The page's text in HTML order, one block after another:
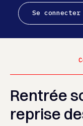
Se connecter
Rentrée
reprise